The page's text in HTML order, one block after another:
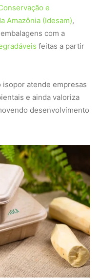
e
Amazônia (Idesam),
com a
feitas a partir
isopor atende empresas
e ainda valoriza
desenvolvimento